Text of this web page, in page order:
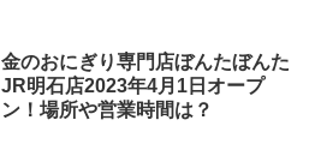
金のおにぎり専門店ぼんたぼんた
JR明石店2023年4月1日オープ
ン！場所や営業時間は？